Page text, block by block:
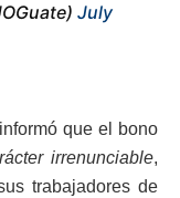
July
que el bono
irrenunciable,
trabajadores de